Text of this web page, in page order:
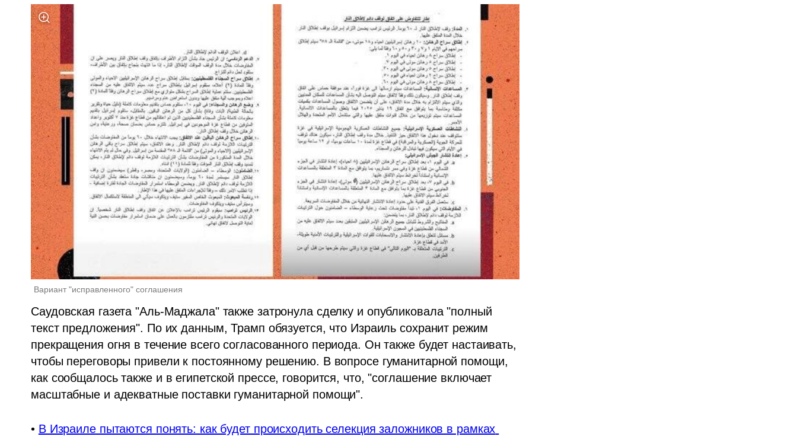
Вариант "исправленного" соглашения
Саудовская газета "Аль-Маджала" также затронула сделку и опубликовала "полный
текст предложения". По их данным, Трамп обязуется, что Израиль сохранит режим
прекращения огня в течение всего согласованного периода. Он также будет настаивать,
чтобы переговоры привели к постоянному решению. В вопросе гуманитарной помощи,
как сообщалось также и в египетской прессе, говорится, что, "соглашение включает
масштабные и адекватные поставки гуманитарной помощи".
• В Израиле пытаются понять: как будет происходить селекция заложников в рамках